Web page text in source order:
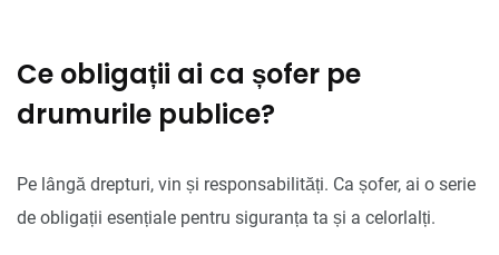
Ce obligații ai ca șofer pe
drumurile publice?
Pe lângă drepturi, vin și responsabilități. Ca șofer, ai o serie
de obligații esențiale pentru siguranța ta și a celorlalți.